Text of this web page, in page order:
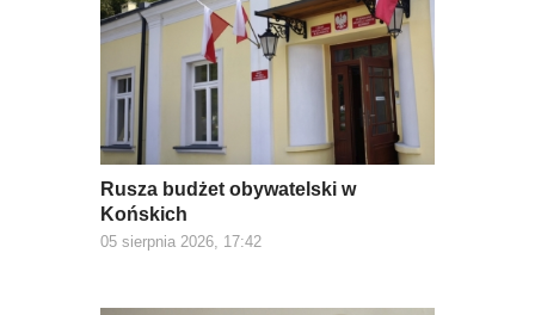
Rusza budżet obywatelski w
Końskich
05 sierpnia 2026, 17:42